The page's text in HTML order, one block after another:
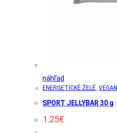
náhľad
ENERGETICKÉ ŽELÉ, VEGAN
SPORT JELLYBAR 30 g
1.25€